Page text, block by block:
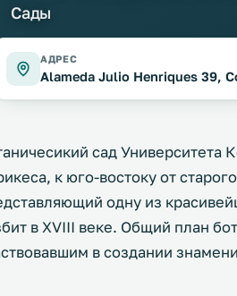
Сады
АДРЕС
Alameda Julio Henriques 39,
сад Университета
к юго-востоку от
одну из
в XVIII веке. Общий план
в создании